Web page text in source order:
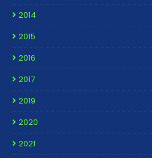
2014
2015
2016
2017
2019
2020
2021